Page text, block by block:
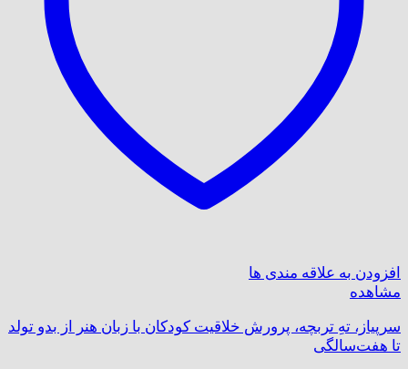
افزودن به علاقه مندی ها
مشاهده
سرپیاز، تهِ تربچه، پرورش خلاقیت کودکان با زبان هنر از بدو تولد
تا هفت‌سالگی